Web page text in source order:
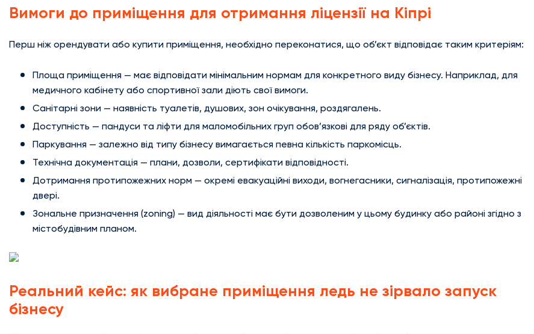
Вимоги до приміщення для отримання ліцензії на Кіпрі
Перш ніж орендувати або купити приміщення, необхідно переконатися, що об’єкт відповідає таким критеріям:
Площа приміщення — має відповідати мінімальним нормам для конкретного виду бізнесу. Наприклад, для
медичного кабінету або спортивної зали діють свої вимоги.
Санітарні зони — наявність туалетів, душових, зон очікування, роздягалень.
Доступність — пандуси та ліфти для маломобільних груп обов’язкові для ряду об’єктів.
Паркування — залежно від типу бізнесу вимагається певна кількість паркомісць.
Технічна документація — плани, дозволи, сертифікати відповідності.
Дотримання протипожежних норм — окремі евакуаційні виходи, вогнегасники, сигналізація, протипожежні
двері.
Зональне призначення (zoning) — вид діяльності має бути дозволеним у цьому будинку або районі згідно з
містобудівним планом.
Реальний кейс: як вибране приміщення ледь не зірвало запуск
бізнесу